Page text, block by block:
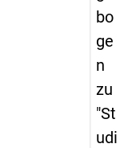
bo
ge
n
zu
"St
udi